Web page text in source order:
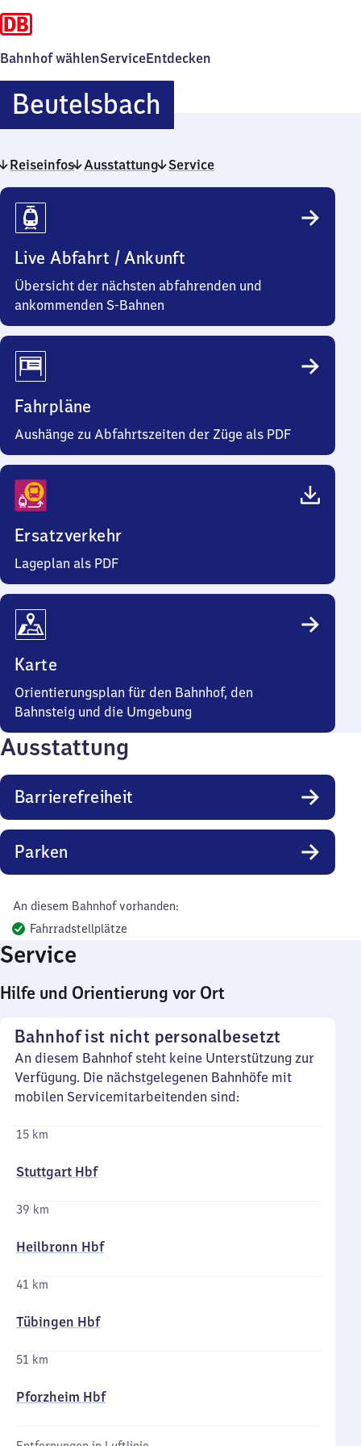
Bahnhof wählenServiceEntdecken
BeutelsbachBeutelsbach
Reiseinfos Ausstattung Service
Reiseinfos
Live Abfahrt / Ankunft
Übersicht der nächsten abfahrenden und
ankommenden S-Bahnen
Fahrpläne
Aushänge zu Abfahrtszeiten der Züge als PDF
Ersatzverkehr
Lageplan als PDF
Karte
Orientierungsplan für den Bahnhof, den
Bahnsteig und die Umgebung
Ausstattung
Barrierefreiheit
Parken
An diesem Bahnhof vorhanden:
Fahrradstellplätze
Service
Hilfe und Orientierung vor Ort
Bahnhof ist nicht personalbesetzt
An diesem Bahnhof steht keine Unterstützung zur
Verfügung. Die nächstgelegenen Bahnhöfe mit
mobilen Servicemitarbeitenden sind:
15 km
Stuttgart Hbf
39 km
Heilbronn Hbf
41 km
Tübingen Hbf
51 km
Pforzheim Hbf